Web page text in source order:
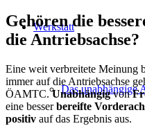
Werkstatt
Das unabhängige
Gehören die
die Antriebsachse?
Eine weit verbreitete Meinung
immer auf die Antriebsachse
ÖAMTC.Unabhängigvon
eine besserbereifte
positiv auf das Ergebnis aus.